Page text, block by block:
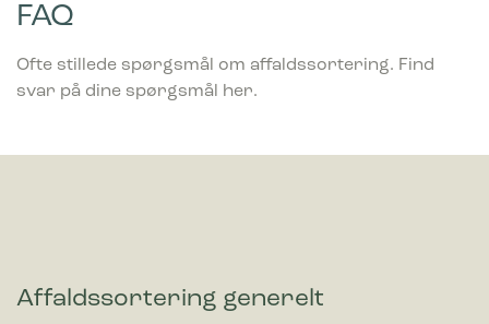
FAQ
Ofte stillede spørgsmål om affaldssortering. Find
svar på dine spørgsmål her.
Affaldssortering generelt